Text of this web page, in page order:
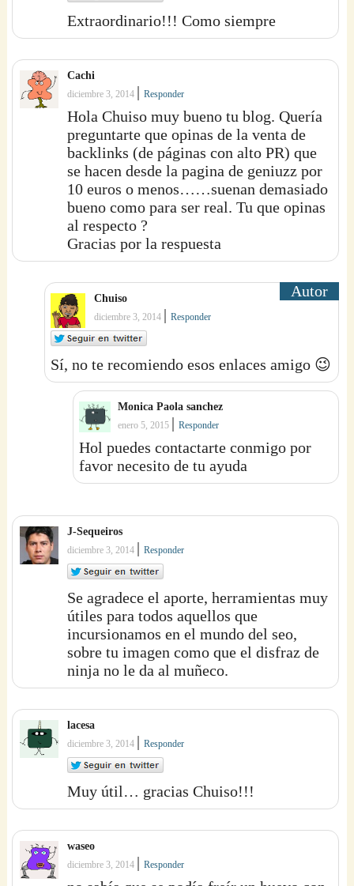
Extraordinario!!! Como siempre
Cachi
diciembre 3, 2014 |Responder
Hola Chuiso muy bueno tu blog. Quería
preguntarte que opinas de la venta de
backlinks (de páginas con alto PR) que
se hacen desde la pagina de geniuzz por
10 euros o menos……suenan demasiado
bueno como para ser real. Tu que opinas
al respecto ?
Gracias por la respuesta
Chuiso
diciembre 3, 2014 |Responder
Sí, no te recomiendo esos enlaces amigo 😉
Monica Paola sanchez
enero 5, 2015 |Responder
Hol puedes contactarte conmigo por
favor necesito de tu ayuda
J-Sequeiros
diciembre 3, 2014 |Responder
Se agradece el aporte, herramientas muy
útiles para todos aquellos que
incursionamos en el mundo del seo,
sobre tu imagen como que el disfraz de
ninja no le da al muñeco.
lacesa
diciembre 3, 2014 |Responder
Muy útil… gracias Chuiso!!!
waseo
diciembre 3, 2014 |Responder